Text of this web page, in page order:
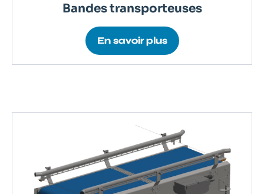
Bandes transporteuses
En savoir plus